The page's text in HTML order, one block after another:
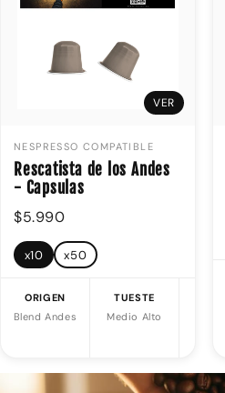
VER
NESPRESSO COMPATIBLE
Rescatista de los Andes
- Capsulas
$5.990
x10 x50
ORIGEN
Blend Andes
TUESTE
Medio Alto